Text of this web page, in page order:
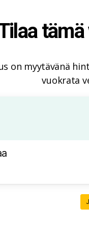
on myytävänä
vuokrata